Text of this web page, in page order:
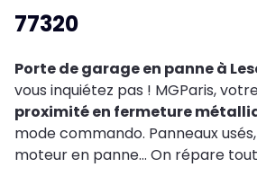
77320
Porte de garage en panne à
vous inquiétez pas ! MGParis,
proximité en fermeture
mode commando. Panneaux
moteur en panne… On répare